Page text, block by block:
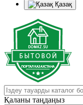
Қазақ
Қаланы таңдаңыз